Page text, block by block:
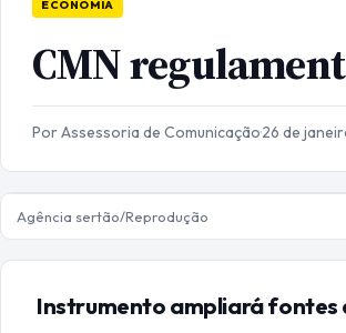
ECONOMIA
CMN
Por Assessoria de Comunicação·26 de
Agência sertão/Reprodução
Instrumento ampliará fontes